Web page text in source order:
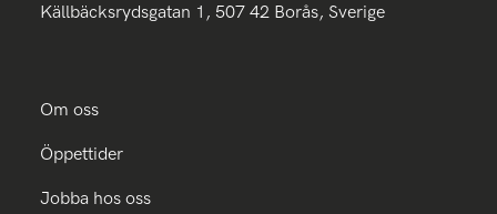
Källbäcksrydsgatan 1, 507 42 Borås, Sverige
Om oss
Öppettider
Jobba hos oss